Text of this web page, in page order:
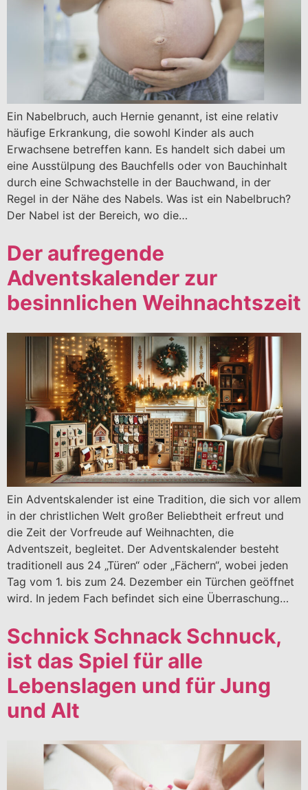
Ein Nabelbruch, auch Hernie genannt, ist eine relativ
häufige Erkrankung, die sowohl Kinder als auch
Erwachsene betreffen kann. Es handelt sich dabei um
eine Ausstülpung des Bauchfells oder von Bauchinhalt
durch eine Schwachstelle in der Bauchwand, in der
Regel in der Nähe des Nabels. Was ist ein Nabelbruch?
Der Nabel ist der Bereich, wo die…
Der aufregende
Adventskalender zur
besinnlichen Weihnachtszeit
Ein Adventskalender ist eine Tradition, die sich vor allem
in der christlichen Welt großer Beliebtheit erfreut und
die Zeit der Vorfreude auf Weihnachten, die
Adventszeit, begleitet. Der Adventskalender besteht
traditionell aus 24 „Türen“ oder „Fächern“, wobei jeden
Tag vom 1. bis zum 24. Dezember ein Türchen geöffnet
wird. In jedem Fach befindet sich eine Überraschung…
Schnick Schnack Schnuck,
ist das Spiel für alle
Lebenslagen und für Jung
und Alt